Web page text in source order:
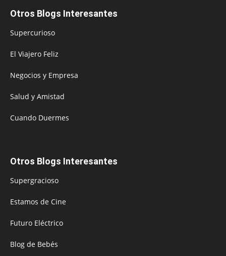
Otros Blogs Interesantes
Supercurioso
El Viajero Feliz
Negocios y Empresa
Salud y Amistad
Cuando Duermes
Otros Blogs Interesantes
Supergracioso
Estamos de Cine
Futuro Eléctrico
Blog de Bebés